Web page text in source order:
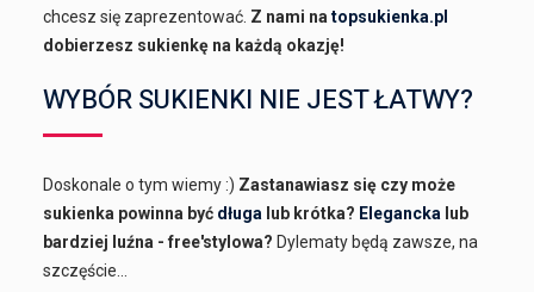
chcesz się zaprezentować. Z nami natopsukienka.pl
dobierzesz sukienkę na każdą okazję!
WYBÓR SUKIENKI NIE JEST ŁATWY?
Doskonale o tym wiemy :) Zastanawiasz się czy może
sukienka powinna być długa lub krótka? Elegancka lub
bardziej luźna - free'stylowa? Dylematy będą zawsze, na
szczęście...